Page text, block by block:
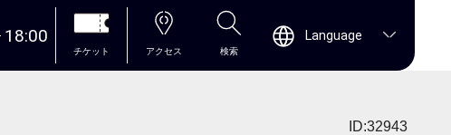
18:00
チケット アクセス 検索
Language
ID:32943